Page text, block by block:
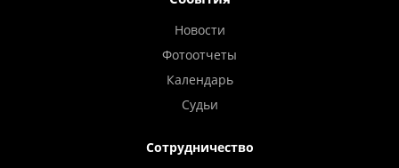
Новости
Фотоотчеты
Календарь
Судьи
Сотрудничество